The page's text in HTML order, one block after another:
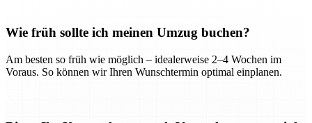
Wie früh sollte ich meinen Umzug buchen?
Am besten so früh wie möglich – idealerweise 2–4 Wochen im
Voraus. So können wir Ihren Wunschtermin optimal einplanen.